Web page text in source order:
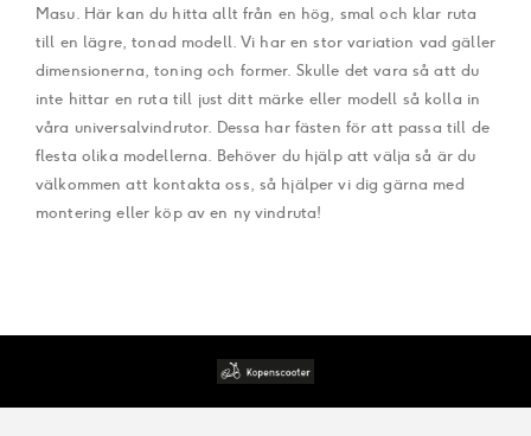
Masu. Här kan du hitta allt från en hög, smal och klar ruta
till en lägre, tonad modell. Vi har en stor variation vad gäller
dimensionerna, toning och former. Skulle det vara så att du
inte hittar en ruta till just ditt märke eller modell så kolla in
våra universalvindrutor. Dessa har fästen för att passa till de
flesta olika modellerna. Behöver du hjälp att välja så är du
välkommen att kontakta oss, så hjälper vi dig gärna med
montering eller köp av en ny vindruta!